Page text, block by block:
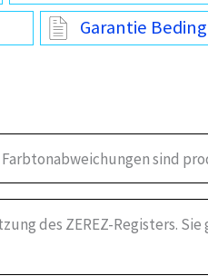
Garantie
sind
des ZEREZ-Registers.